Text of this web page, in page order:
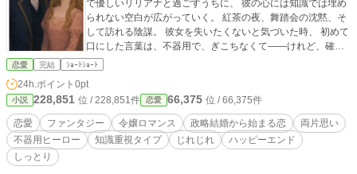
で優しいリリアナと過ごすうちに、 彼の心には知識では埋め
られない空白が広がっていく。 紅茶の夜、舞踏会の沈黙、そ
して訪れる陰謀。 彼女を失いたくないと気づいた時、 初めて
口にした言葉は、不器用で、ぎこちなくて――けれど、確か
な「好き」だった。 政略から始まる令嬢ロマンス。 本には載
恋愛 完結 ｼｮｰﾄｼｮｰﾄ
24h.ポイント 0pt
小説 228,851 位 / 228,851件 恋愛 66,375 位 / 66,375件
恋愛 ファンタジー 令嬢ロマンス 政略結婚から始まる恋
両片思い
不器用ヒーロー
知識重視タイプ じれじれ
ハッピーエンド
しっとり